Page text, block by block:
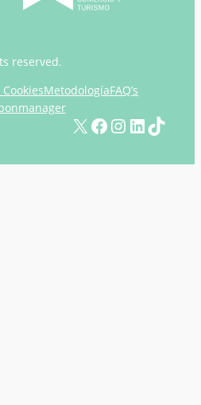
reserved.
MetodologíaFAQ’s
X Facebook InstagramLinkedIn TikTok